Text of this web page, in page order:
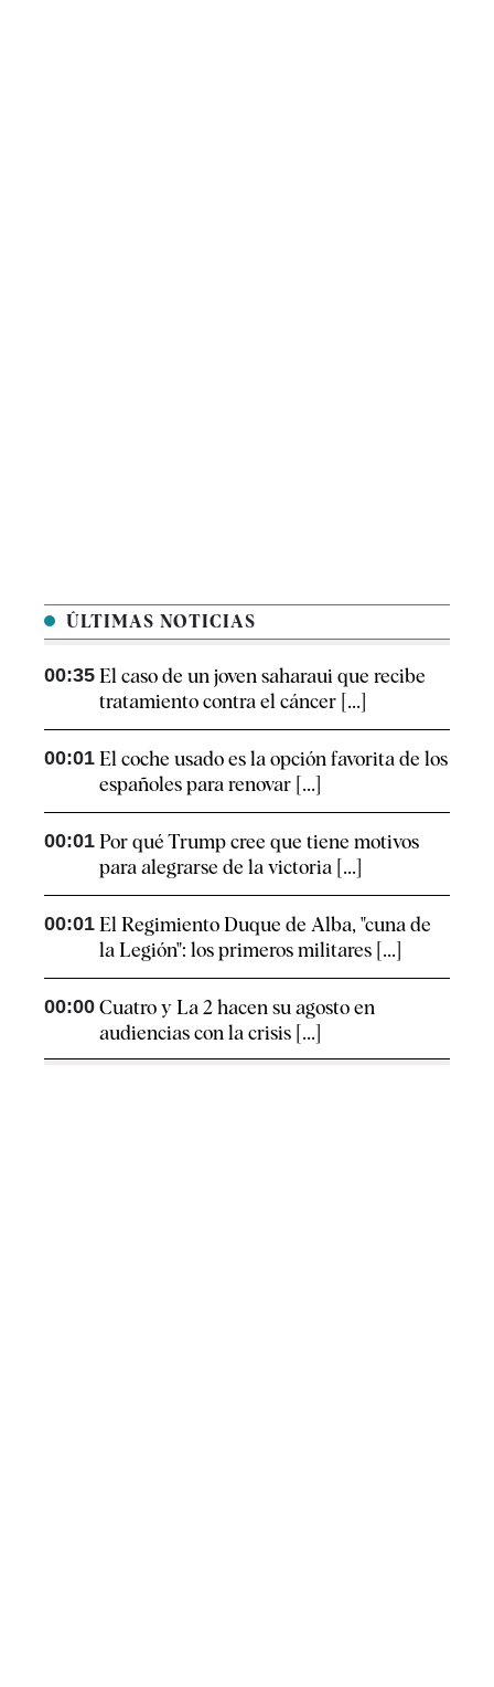
ÚLTIMAS NOTICIAS
00:35 El caso de un joven saharaui que recibe
tratamiento contra el cáncer [...]
00:01 El coche usado es la opción favorita de los
españoles para renovar [...]
00:01 Por qué Trump cree que tiene motivos
para alegrarse de la victoria [...]
00:01 El Regimiento Duque de Alba, "cuna de
la Legión": los primeros militares [...]
00:00 Cuatro y La 2 hacen su agosto en
audiencias con la crisis [...]